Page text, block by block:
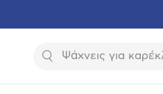
Αναζήτηση